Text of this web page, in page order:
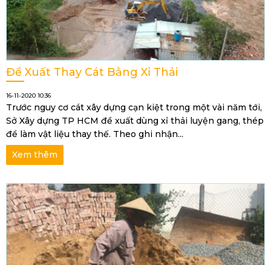
Đề Xuất Thay Cát Bằng Xỉ Thải
16-11-2020 10:36
Trước nguy cơ cát xây dựng cạn kiệt trong một vài năm tới,
Sở Xây dựng TP HCM đề xuất dùng xỉ thải luyện gang, thép
để làm vật liệu thay thế. Theo ghi nhận...
Xem thêm